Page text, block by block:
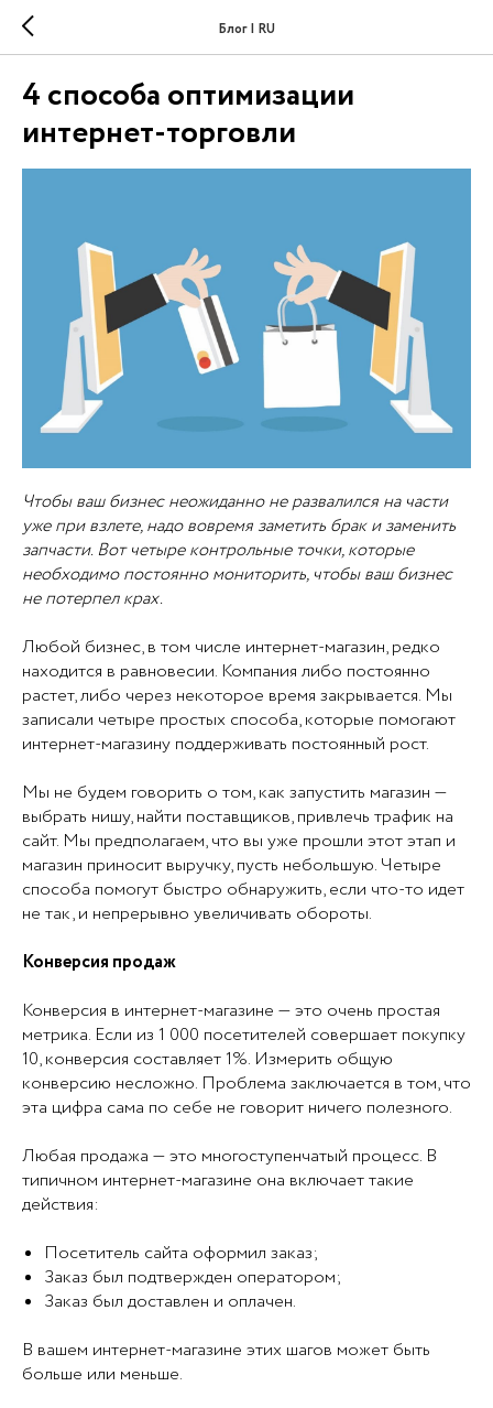
Блог | RU
4 способа оптимизации
интернет-торговли
Чтобы ваш бизнес неожиданно не развалился на части
уже при взлете, надо вовремя заметить брак и заменить
запчасти. Вот четыре контрольные точки, которые
необходимо постоянно мониторить, чтобы ваш бизнес
не потерпел крах.
Любой бизнес, в том числе интернет-магазин, редко
находится в равновесии. Компания либо постоянно
растет, либо через некоторое время закрывается. Мы
записали четыре простых способа, которые помогают
интернет-магазину поддерживать постоянный рост.
Мы не будем говорить о том, как запустить магазин —
выбрать нишу, найти поставщиков, привлечь трафик на
сайт. Мы предполагаем, что вы уже прошли этот этап и
магазин приносит выручку, пусть небольшую. Четыре
способа помогут быстро обнаружить, если что-то идет
не так, и непрерывно увеличивать обороты.
Конверсия продаж
Конверсия в интернет-магазине — это очень простая
метрика. Если из 1 000 посетителей совершает покупку
10, конверсия составляет 1%. Измерить общую
конверсию несложно. Проблема заключается в том, что
эта цифра сама по себе не говорит ничего полезного.
Любая продажа — это многоступенчатый процесс. В
типичном интернет-магазине она включает такие
действия:
Посетитель сайта оформил заказ;
Заказ был подтвержден оператором;
Заказ был доставлен и оплачен.
В вашем интернет-магазине этих шагов может быть
больше или меньше.